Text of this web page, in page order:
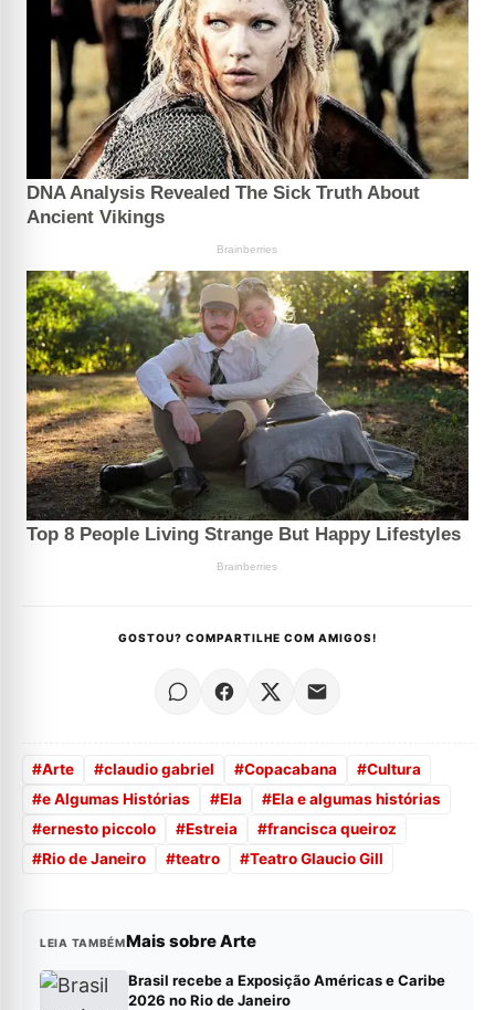
GOSTOU? COMPARTILHE COM AMIGOS!
#Arte #claudio gabriel #Copacabana #Cultura
#e Algumas Histórias #Ela #Ela e algumas histórias
#ernesto piccolo #Estreia #francisca queiroz
#Rio de Janeiro #teatro #Teatro Glaucio Gill
LEIA TAMBÉMMais sobre Arte
Brasil recebe a Exposição Américas e Caribe
2026 no Rio de Janeiro